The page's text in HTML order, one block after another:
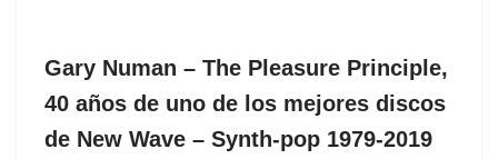
Gary Numan ‎– The Pleasure Principle,
40 años de uno de los mejores discos
de New Wave – Synth-pop 1979-2019